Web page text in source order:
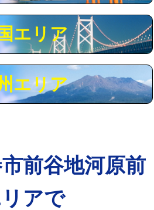
の価格です。
エリア
エリア
前谷地河原前
アで